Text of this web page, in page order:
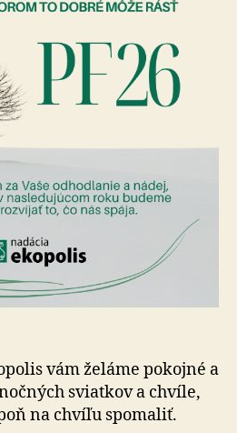
vám želáme pokojné a
sviatkov a chvíle,
na chvíľu spomaliť.